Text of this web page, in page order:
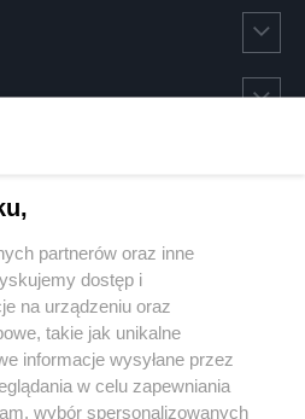
partnerów oraz inne
dostęp i
na urządzeniu oraz
takie jak unikalne
informacje wysyłane przez
w celu zapewniania
wybór spersonalizowanych